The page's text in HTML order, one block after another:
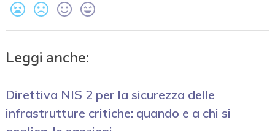
Leggi anche:
Direttiva NIS 2 per la sicurezza delle
infrastrutture critiche: quando e a chi si